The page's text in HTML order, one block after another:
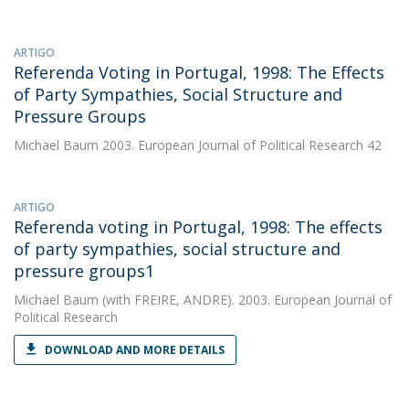
ARTIGO
Referenda Voting in Portugal, 1998: The Effects
of Party Sympathies, Social Structure and
Pressure Groups
Michael Baum 2003. European Journal of Political Research 42
ARTIGO
Referenda voting in Portugal, 1998: The effects
of party sympathies, social structure and
pressure groups1
Michael Baum (with FREIRE, ANDRE). 2003. European Journal of
Political Research
DOWNLOAD AND MORE DETAILS